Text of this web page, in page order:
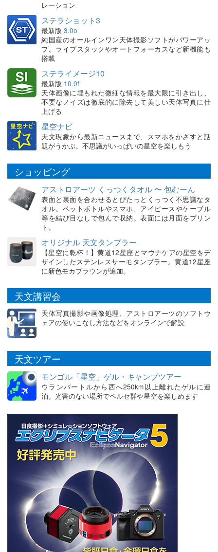
レーション
ステラショット3
最新版 3.0o
純国産のオールインワン天体撮影ソフトがパワーアッ
プ。ライブスタックやオートフォーカスなど新機能も
搭載
ステライメージ10
最新版 10.0f
天体画像に埋もれた微細な情報を最大限に引き出し、
不要なノイズは徹底的に除去して美しい天体写真に仕
上げる
星空ナビ
天文現象から最新ニュースまで、スマホをかざすと話
題がうかぶ。不思議がいっぱいの星空を楽しもう
ショッピング
アストロアーツ くっつくタオル 〜 包むーん
表面と裏面を合わせるとぴたっとくっつく不思議なタ
オル。ペットボトルやスマホ、アイピースやケーブル
等を結び目なしで包んで収納。表面には月面をプリン
ト。
オリジナル 天文タンブラー
【星空に乾杯！】黄道12星座とマウナケアの星空をデ
ザインしたステンレスサーモタンブラー。黄道12星座
に新色モカブラウンが追加。
天文講習会
天体写真撮影や画像処理、アストロアーツのソフトウ
ェアの使いこなし方法などをオンラインで解説
天文ツアー
モンゴル「星空」ゲル・キャンプツアー
ウランバートルから西へ250km以上離れたゲルに連
泊。光害のない場所でペルセ群や星空を楽しめます